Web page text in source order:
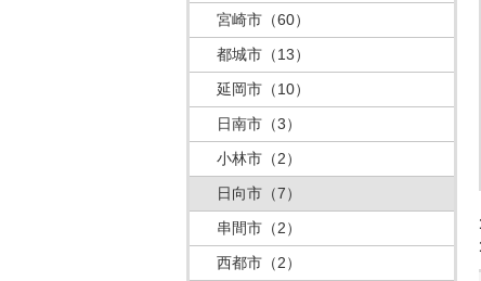
宮崎市 （60）
都城市 （13）
延岡市 （10）
日南市 （3）
小林市 （2）
日向市 （7）
串間市 （2）
西都市 （2）